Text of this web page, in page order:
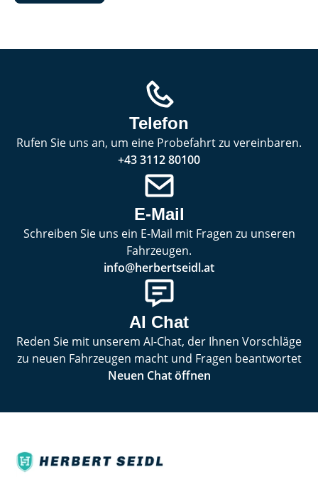
Telefon
Rufen Sie uns an, um eine Probefahrt zu vereinbaren.
+43 3112 80100
E-Mail
Schreiben Sie uns ein E-Mail mit Fragen zu unseren
Fahrzeugen.
info@herbertseidl.at
AI Chat
Reden Sie mit unserem AI-Chat, der Ihnen Vorschläge
zu neuen Fahrzeugen macht und Fragen beantwortet
Neuen Chat öffnen